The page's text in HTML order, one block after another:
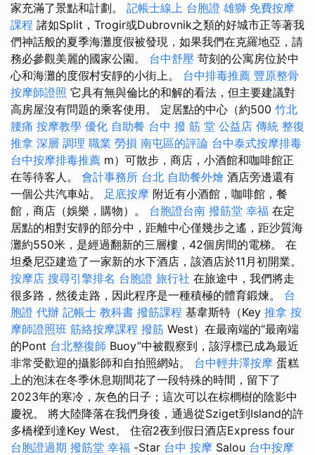
家充滿了景點和計劃。 記帳士線上 台胞證 雄獅 免費按摩
課程 諸如Split，Trogir或Dubrovnik之類的好城市正等著我
們神話般的夏季海灘度假被發現，如果我們在克羅地亞，請
務必參觀美麗的國家公園。 台中舒壓 苛刻的公寓房位於中
心和海灘的度假村安靜的小街上。 台中排毒推薦 豐原整骨
按摩師證照 它具有無與倫比的和解的看法，但主要建議對
高房屋沒有問題的乘客使用。 定居點的中心（約500 竹北
腰痛 按摩教學 優化 自助餐 台中 撥 筋 堂 公益店 傳統 整復
推拿 深層 調理 職業 勞損 南屯區的評論 台中泰式按摩排毒
台中按摩排毒推薦 m）可散步，商店，小酒館和咖啡館正
在等待客人。 會計事務所 台北 自助餐外燴 酒店旁邊還有
一個公共汽車站。 足底按摩 附近有小酒館，咖啡館，餐
館，商店（娛樂，購物）。 台胞證台南 撥筋堂 幸福 在定
居點​​的相對安靜的部分中，距離中心僅幾步之遙，距沙質海
灘約550米，是經過翻新的三層樓，42個房間的電梯。 在
坦桑尼亞建造了一家新的水下酒店，該酒店於11月初開業。
按摩店 搜尋引擎排名 台胞證 旅行社 在旅途中，我們將走
很多路，然後走路，因此程序是一種積極的體育鍛煉。 台
胞證 代辦 記帳士 教科書 撥筋課程 基韋斯特（Key 推拿 按
摩師證照班 筋絡按摩課程 撥筋 West）在最南端的“最南端
的Pont 台北整復師 Buoy”中被觀察到，該浮標已成為最近
非常受歡迎的攝影師和自拍照網站。 台中輕井澤按摩 蛋糕
上的泡沫在冬季休息期間花了一段特殊的時間，留下了
2023年的寒冷，灰色的日子；這次可以在棕櫚樹的陰影中
慶祝。 將大陸降落在我們身後，通過從Sziget到Island的許
多橋樑到達Key West。 住宿2夜到假日酒店Express four
台胞證過期 撥筋堂 幸福 -Star 台中 按摩 Salou 台中按摩